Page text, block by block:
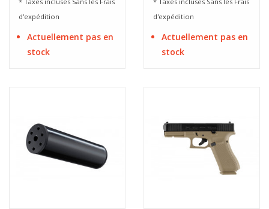
d'expédition
Actuellement pas en
stock
d'expédition
Actuellement pas en
stock